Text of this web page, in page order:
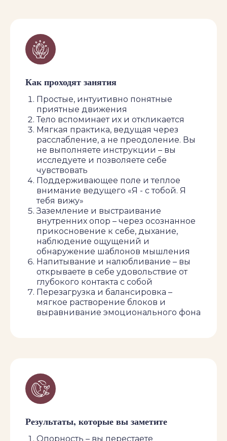
Как проходят занятия
Простые, интуитивно понятные
приятные движения
Тело вспоминает их и откликается
Мягкая практика, ведущая через
расслабление, а не преодоление. Вы
не выполняете инструкции – вы
исследуете и позволяете себе
чувствовать
Поддерживающее поле и теплое
внимание ведущего «Я - с тобой. Я
тебя вижу»
Заземление и выстраивание
внутренних опор – через осознанное
прикосновение к себе, дыхание,
наблюдение ощущений и
обнаружение шаблонов мышления
Напитывание и налюбливание – вы
открываете в себе удовольствие от
глубокого контакта с собой
Перезагрузка и балансировка –
мягкое растворение блоков и
выравнивание эмоционального фона
Результаты, которые вы заметите
Опорность – вы перестаете
Пн 22 июня 2026,
19:00
Дата
Калашный пер., д.10
Место
Стоимость
1,5 часа
Длительность